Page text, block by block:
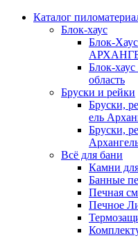
Каталог
Блок-хаус
Блок-
Блок-
область
Бруски и рейки
Бруски,
ель
Бруски,
Всё для бани
Камни
Банные
Печная
Печное